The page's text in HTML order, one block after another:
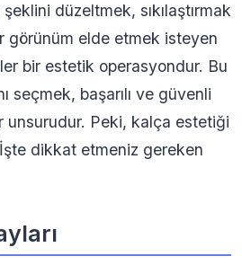
düzeltmek, sıkılaştırmak
görünüm elde etmek isteyen
bir estetik operasyondur. Bu
seçmek, başarılı ve güvenli
unsurudur. Peki, kalça estetiği
İşte dikkat etmeniz gereken